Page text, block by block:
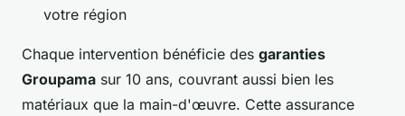
votre région
Chaque intervention bénéficie des garanties
Groupama sur 10 ans, couvrant aussi bien les
matériaux que la main-d'œuvre. Cette assurance